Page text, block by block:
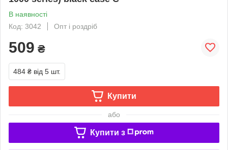
В наявності
Код: 3042
Опт і роздріб
509 ₴
484 ₴ від 5 шт.
Купити
або
Купити з